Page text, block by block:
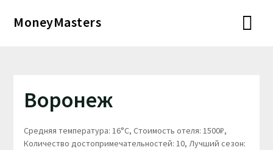
MoneyMasters
Воронеж
Средняя температура: 16°C, Стоимость отеля: 1500₽,
Количество достопримечательностей: 10, Лучший сезон: